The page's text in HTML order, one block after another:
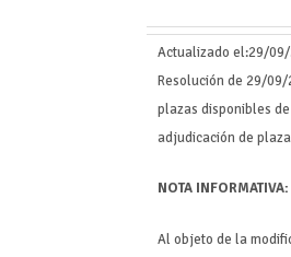
Actualizado el:29/
Resolución de 29/09/
plazas disponibles
adjudicación de
NOTA INFORMATIVA:
Al objeto de la